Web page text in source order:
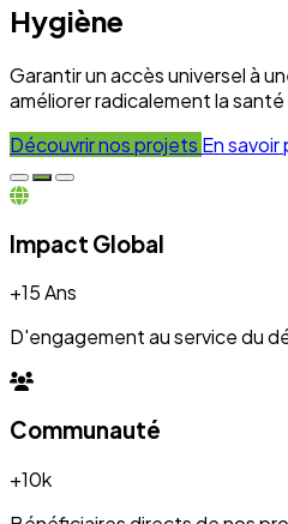
+10k
Bénéficiaires directs de nos
Engagement
Transparence et dévouement
Expertise
Experts mobilisés pour le
Nos Réalisations